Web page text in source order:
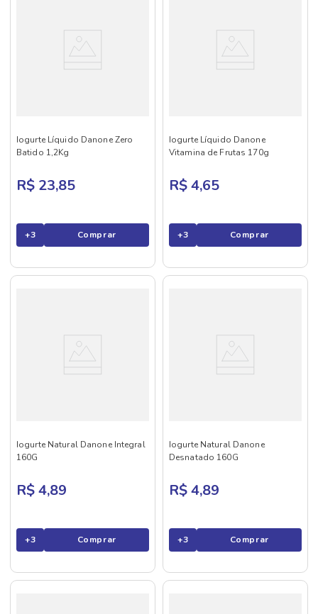
Iogurte Líquido Danone Zero
Batido 1,2Kg
R$ 23,85
+3 Comprar
Iogurte Líquido Danone
Vitamina de Frutas 170g
R$ 4,65
+3 Comprar
Iogurte Natural Danone Integral
160G
R$ 4,89
+3 Comprar
Iogurte Natural Danone
Desnatado 160G
R$ 4,89
+3 Comprar